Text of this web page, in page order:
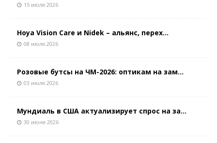
15 июля 2026
Hoya Vision Care и Nidek – альянс, перех...
08 июля 2026
Розовые бутсы на ЧМ-2026: оптикам на зам...
03 июля 2026
Мундиаль в США актуализирует спрос на за...
30 июня 2026